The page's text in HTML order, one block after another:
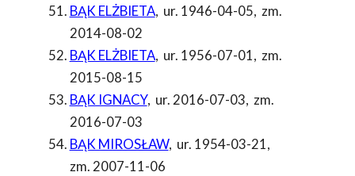
BĄK ELŻBIETA, ur. 1946-04-05, zm.
2014-08-02
BĄK ELŻBIETA, ur. 1956-07-01, zm.
2015-08-15
BĄK IGNACY, ur. 2016-07-03, zm.
2016-07-03
BĄK MIROSŁAW, ur. 1954-03-21,
zm. 2007-11-06